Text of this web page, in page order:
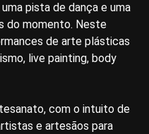
pista de dança e uma
do momento. Neste
de arte plásticas
live painting, body
com o intuito de
e artesãos para